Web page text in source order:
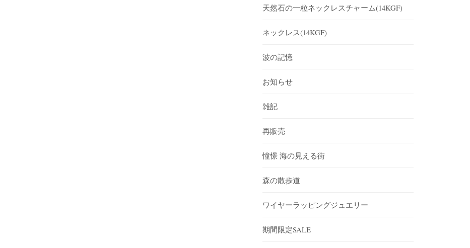
天然石の一粒ネックレスチャーム(14KGF)
ネックレス(14KGF)
波の記憶
お知らせ
雑記
再販売
憧憬 海の見える街
森の散歩道
ワイヤーラッピングジュエリー
期間限定SALE